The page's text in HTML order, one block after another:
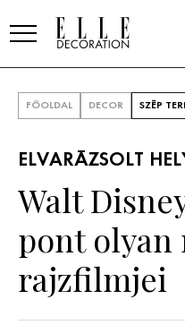
SZOBÁK
Konyha
Fürdőszoba
ÖTLETEK
SZÉP TEREK
FŐOLDAL DECOR SZÉP
ELVARÁZSOLT
Walt
pont olyan
rajzfilmjei